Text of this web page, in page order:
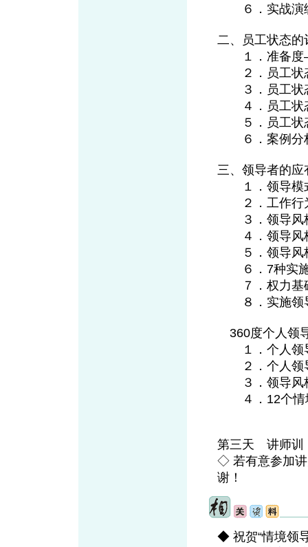
６．实战演
二、员工状态的
１．准备度
２．员工状
３．员工状
４．员工状
５．员工状
６．案例分
三、领导者的应
１．领导模
２．工作行
３．领导风
４．领导风
５．领导风
６．7种实施
７．权力基
８．实施领
360度个人领
１．个人领
２．个人领
３．领导风
４．12个情
第三天 讲师
◇ 若有意参加讲
谢！
◆ 祝贺“情境领